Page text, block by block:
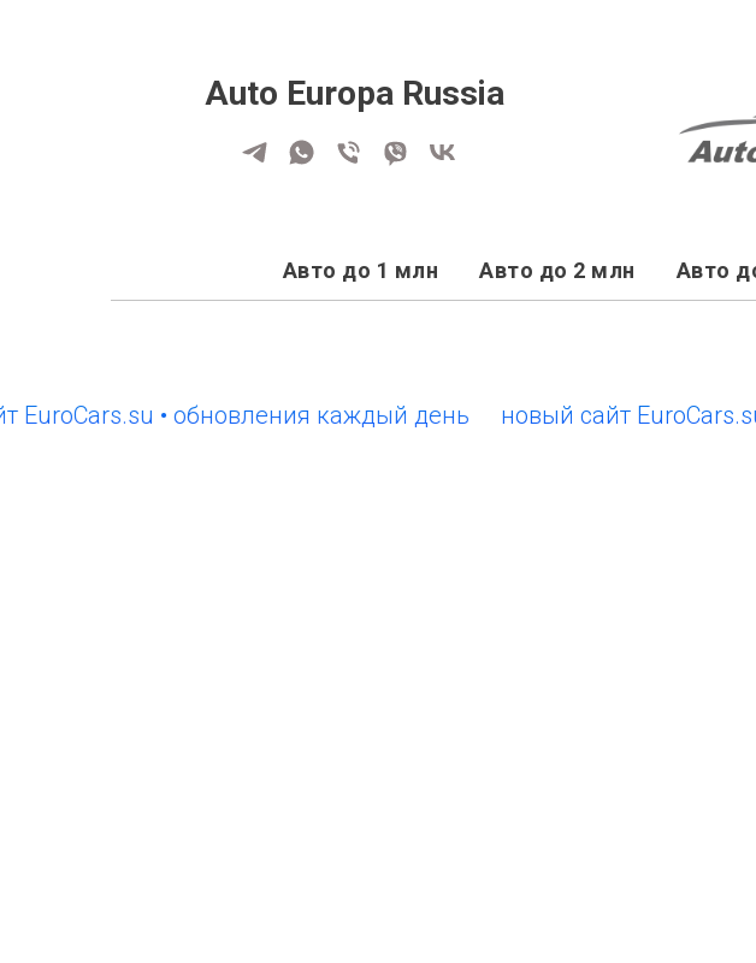
Auto Europa Russia
Авто до 1 млн Авто до 2 млн Авто
• обновления каждый день новый сайт EuroCars.su •